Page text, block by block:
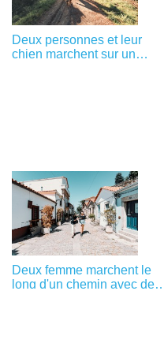
Deux personnes et leur
chien marchent sur un
Deux femme marchent le
long d'un chemin avec des